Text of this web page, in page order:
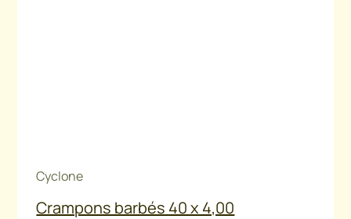
Cyclone
Crampons barbés 40 x 4,00